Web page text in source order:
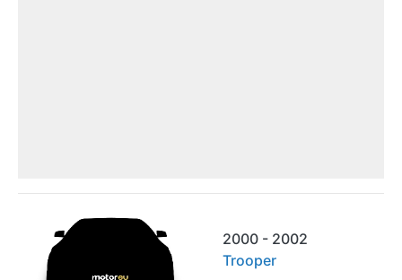
2000 - 2002
Trooper